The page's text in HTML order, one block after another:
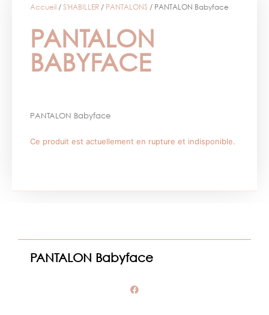
Accueil /S'HABILLER / PANTALONS / PANTALON Babyface
PANTALON
BABYFACE
PANTALON Babyface
Ce produit est actuellement en rupture et indisponible.
PANTALON Babyface